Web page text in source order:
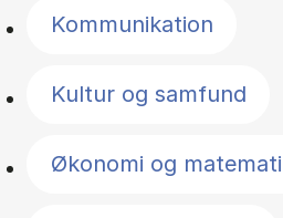
Kommunikation
Kultur og samfund
Økonomi og